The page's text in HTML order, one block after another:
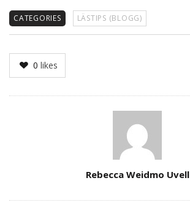
CATEGORIES LÄSTIPS (BLOGG)
0 likes
Rebecca Weidmo Uvell